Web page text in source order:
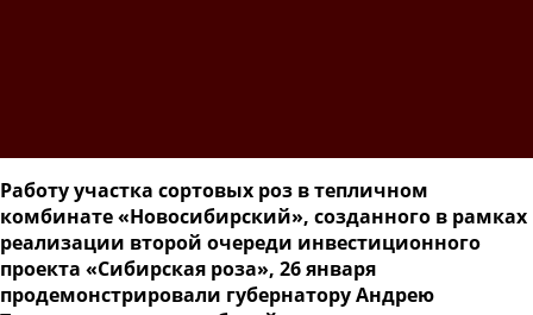
Работу участка сортовых роз в тепличном
комбинате «Новосибирский», созданного в рамках
реализации второй очереди инвестиционного
проекта «Сибирская роза», 26 января
продемонстрировали губернатору Андрею